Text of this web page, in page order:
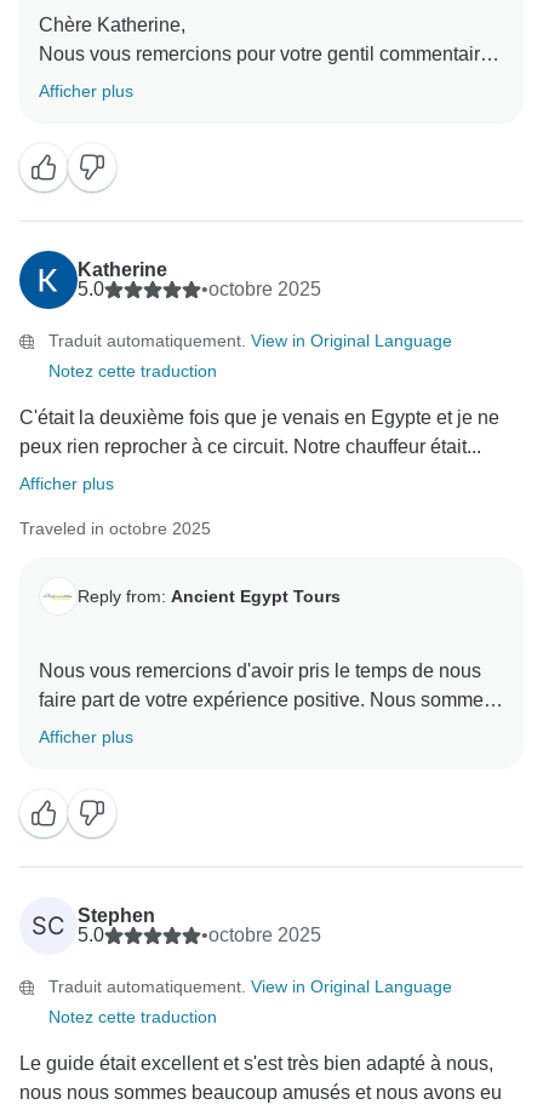
Chère Katherine,
Nous vous remercions pour votre gentil commentaire.
Vous avez illuminé notre journée et nous espérons
Afficher plus
Katherine
5.0
•octobre 2025
Traduit automatiquement. View in Original Language
Notez cette traduction
C'était la deuxième fois que je venais en Egypte et je ne
peux rien reprocher à ce circuit. Notre chauffeur était...
Afficher plus
Traveled in octobre 2025
Reply from: Ancient Egypt Tours
Nous vous remercions d'avoir pris le temps de nous
faire part de votre expérience positive. Nous sommes
ravis que vous ayez apprécié votre aventure. Vos
nous. Nous espérons avoir le plaisir de vous accueillir
à nouveau ici bientôt.
L'équipe d'Ancient Egypt Tours
Afficher plus
SC
Stephen
5.0
•octobre 2025
Traduit automatiquement. View in Original Language
Notez cette traduction
Le guide était excellent et s'est très bien adapté à nous,
nous nous sommes beaucoup amusés et nous avons eu